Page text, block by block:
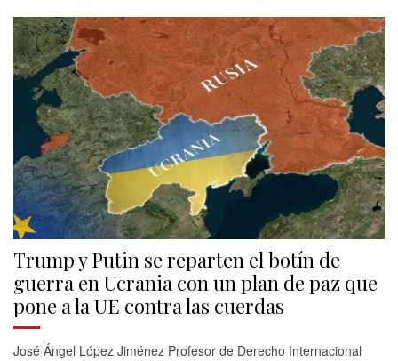
Trump y Putin se reparten el botín de
guerra en Ucrania con un plan de paz que
pone a la UE contra las cuerdas
José Ángel López Jiménez Profesor de Derecho Internacional